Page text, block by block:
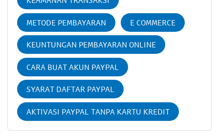
METODE PEMBAYARAN E COMMERCE
KEUNTUNGAN PEMBAYARAN ONLINE
CARA BUAT AKUN PAYPAL
SYARAT DAFTAR PAYPAL
AKTIVASI PAYPAL TANPA KARTU KREDIT